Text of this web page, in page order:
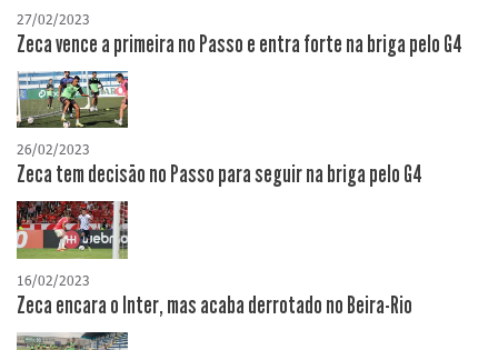
27/02/2023
Zeca vence a primeira no Passo e entra forte na briga pelo G4
26/02/2023
Zeca tem decisão no Passo para seguir na briga pelo G4
16/02/2023
Zeca encara o Inter, mas acaba derrotado no Beira-Rio